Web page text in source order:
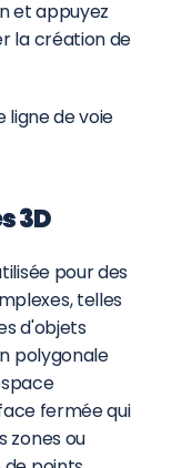
et appuyez
la création de
ligne de voie
3D
pour des
telles
d'objets
polygonale
fermée qui
zones ou